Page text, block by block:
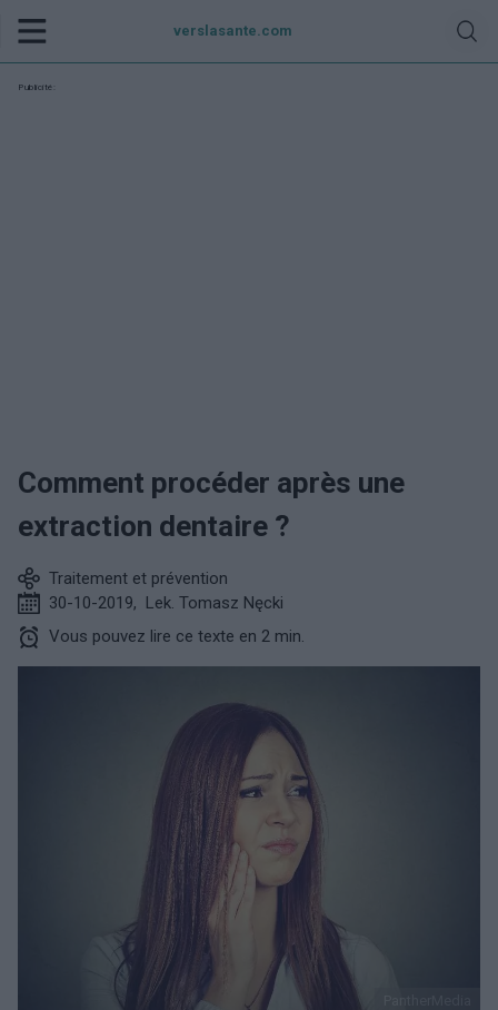
verslasante.com
Publicité:
Comment procéder après une
extraction dentaire ?
Traitement et prévention
30-10-2019, Lek. Tomasz Nęcki
Vous pouvez lire ce texte en 2 min.